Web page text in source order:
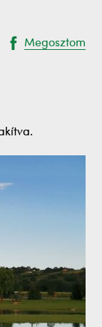
Megosztom